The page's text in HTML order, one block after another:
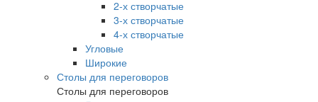
2-х створчатые
3-х створчатые
4-х створчатые
Угловые
Широкие
Столы для переговоров
Столы для переговоров